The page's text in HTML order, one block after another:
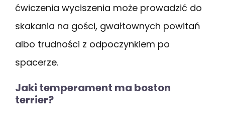
ćwiczenia wyciszenia może prowadzić do
skakania na gości, gwałtownych powitań
albo trudności z odpoczynkiem po
spacerze.
Jaki temperament ma boston
terrier?